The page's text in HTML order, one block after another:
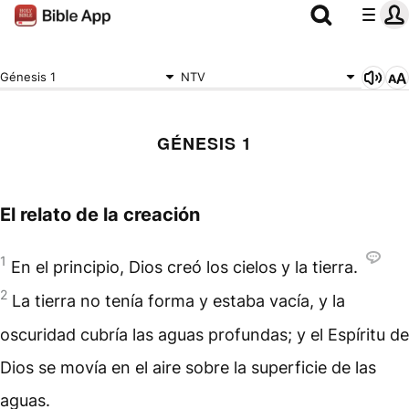
Génesis 1 NTV
GÉNESIS 1
El relato de la creación
1 En el principio, Dios creó los cielos y la tierra.
2 La tierra no tenía forma y estaba vacía, y la
oscuridad cubría las aguas profundas; y el Espíritu de
Dios se movía en el aire sobre la superficie de las
aguas.